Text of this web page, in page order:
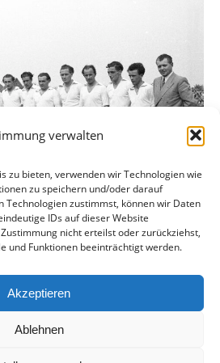
verwalten
zu bieten, verwenden wir Technologien wie
zu speichern und/oder darauf
Technologien zustimmst, können wir Daten
IDs auf dieser Website
nicht erteilst oder zurückziehst,
und Funktionen beeinträchtigt werden.
Akzeptieren
Ablehnen
– Meister der Reserverunde
Erich Selzer, Harry Böcher, Wilfried
Biontino, Richard Sehrt,
Ludwig Sattler, Fritz
Fries.